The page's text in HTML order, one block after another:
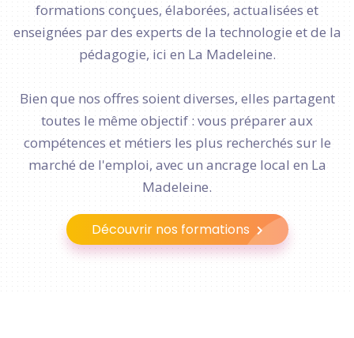
formations conçues, élaborées, actualisées et
enseignées par des experts de la technologie et de la
pédagogie, ici en La Madeleine.
Bien que nos offres soient diverses, elles partagent
toutes le même objectif : vous préparer aux
compétences et métiers les plus recherchés sur le
marché de l'emploi, avec un ancrage local en La
Madeleine.
Découvrir nos formations